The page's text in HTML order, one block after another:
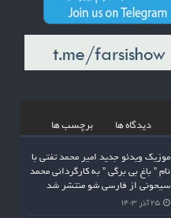
دیدگاه ها برچسب ها
موزیک ویدئو جدید امیر محمد تفتی با
نام ” باغ بی برگی ” به کارگردانی محمد
سیحونی از فارسی شو منتشر شد
۲۵ آذر ۱۴۰۳